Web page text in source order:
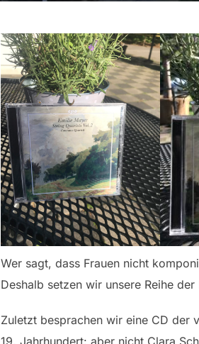
Wer sagt, dass Frauen nicht
Deshalb setzen wir unsere Reihe
Zuletzt besprachen wir eine CD der
19. Jahrhundert: aber nicht Clara